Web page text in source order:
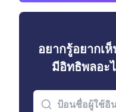
อยากรู้อยากเ
มีอิทธิพลอะ